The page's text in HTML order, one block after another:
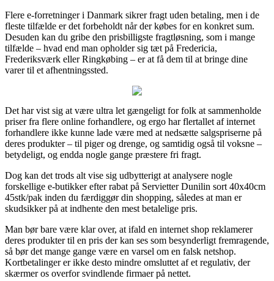
Flere e-forretninger i Danmark sikrer fragt uden betaling, men i de
fleste tilfælde er det forbeholdt når der købes for en konkret sum.
Desuden kan du gribe den prisbilligste fragtløsning, som i mange
tilfælde – hvad end man opholder sig tæt på Fredericia,
Frederiksværk eller Ringkøbing – er at få dem til at bringe dine
varer til et afhentningssted.
Det har vist sig at være ultra let gængeligt for folk at sammenholde
priser fra flere online forhandlere, og ergo har flertallet af internet
forhandlere ikke kunne lade være med at nedsætte salgspriserne på
deres produkter – til piger og drenge, og samtidig også til voksne –
betydeligt, og endda nogle gange præstere fri fragt.
Dog kan det trods alt vise sig udbytterigt at analysere nogle
forskellige e-butikker efter rabat på Servietter Dunilin sort 40x40cm
45stk/pak inden du færdiggør din shopping, således at man er
skudsikker på at indhente den mest betalelige pris.
Man bør bare være klar over, at ifald en internet shop reklamerer
deres produkter til en pris der kan ses som besynderligt fremragende,
så bør det mange gange være en varsel om en falsk netshop.
Kortbetalinger er ikke desto mindre omsluttet af et regulativ, der
skærmer os overfor svindlende firmaer på nettet.